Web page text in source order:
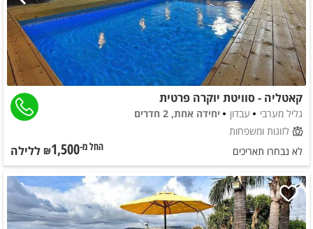
קאטליה - סוויטת יוקרה פרטית
גליל מערבי עבדון
יחידה אחת, 2 חדרים
לזוגות ומשפחות
לא נבחרו תאריכים
החל מ-₪1,500 ללילה